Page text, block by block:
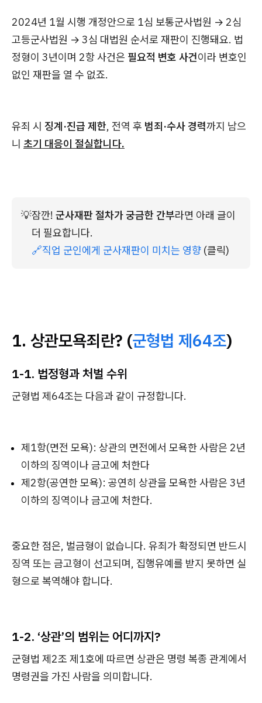
2024년 1월 시행 개정안으로 1심 보통군사법원 → 2심
고등군사법원 → 3심 대법원 순서로 재판이 진행돼요. 법
정형이 3년이며 2항 사건은 필요적 변호 사건이라 변호인
없인 재판을 열 수 없죠.
유죄 시 징계·진급 제한, 전역 후 범죄·수사 경력까지 남으
니 초기 대응이 절실합니다.
💡잠깐! 군사재판 절차가 궁금한 간부라면 아래 글이
더 필요합니다.
🔗직업 군인에게 군사재판이 미치는 영향 (클릭)
1. 상관모욕죄란? (군형법 제64조)
1-1. 법정형과 처벌 수위
군형법 제64조는 다음과 같이 규정합니다.
제1항(면전 모욕): 상관의 면전에서 모욕한 사람은 2년
이하의 징역이나 금고에 처한다
제2항(공연한 모욕): 공연히 상관을 모욕한 사람은 3년
이하의 징역이나 금고에 처한다.
중요한 점은, 벌금형이 없습니다. 유죄가 확정되면 반드시
징역 또는 금고형이 선고되며, 집행유예를 받지 못하면 실
형으로 복역해야 합니다.
1-2. ‘상관’의 범위는 어디까지?
군형법 제2조 제1호에 따르면 상관은 명령 복종 관계에서
명령권을 가진 사람을 의미합니다.